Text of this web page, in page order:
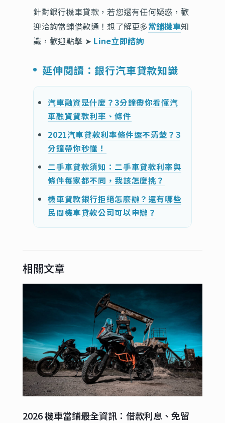
針對銀行機車貸款，若您還有任何疑惑，歡
迎洽詢當鋪借款通！想了解更多當鋪機車知
識，歡迎點擊 ➤ Line立即諮詢
延伸閱讀：銀行汽車貸款知識
汽車融資是什麼？3分鐘帶你看懂汽
車融資貸款利率、條件
2021汽車貸款利率條件還不清楚？3
分鐘帶你秒懂！
二手車貸款須知：二手車貸款利率與
條件每家都不同，我該怎麼挑？
機車貸款銀行拒絕怎麼辦？還有哪些
民間機車貸款公司可以申辦？
相關文章
2026 機車當鋪最全資訊：借款利息、免留